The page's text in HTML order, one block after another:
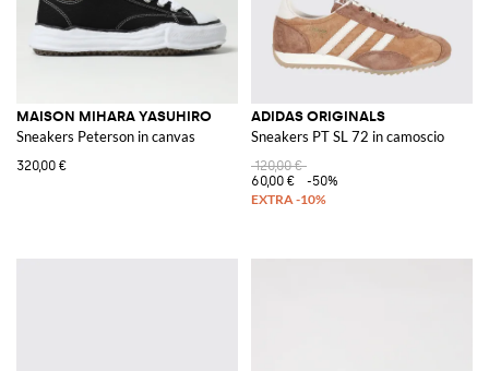
MAISON MIHARA YASUHIRO
Sneakers Peterson in canvas
320,00 €
ADIDAS ORIGINALS
Sneakers PT SL 72 in camoscio
120,00 €
60,00 €
-50%